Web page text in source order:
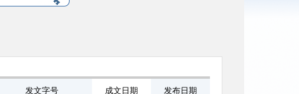
发文字号 成文日期 发布日期